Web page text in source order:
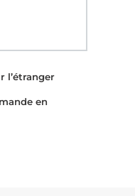
l’étranger
en